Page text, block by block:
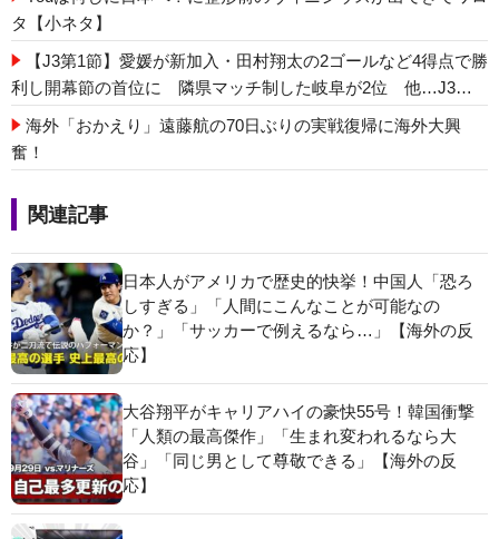
タ【小ネタ】
【J3第1節】愛媛が新加入・田村翔太の2ゴールなど4得点で勝
利し開幕節の首位に 隣県マッチ制した岐阜が2位 他…J3ま
とめ
海外「おかえり」遠藤航の70日ぶりの実戦復帰に海外大興
奮！
関連記事
日本人がアメリカで歴史的快挙！中国人「恐ろ
しすぎる」「人間にこんなことが可能なの
か？」「サッカーで例えるなら…」【海外の反
応】
大谷翔平がキャリアハイの豪快55号！韓国衝撃
「人類の最高傑作」「生まれ変われるなら大
谷」「同じ男として尊敬できる」【海外の反
応】